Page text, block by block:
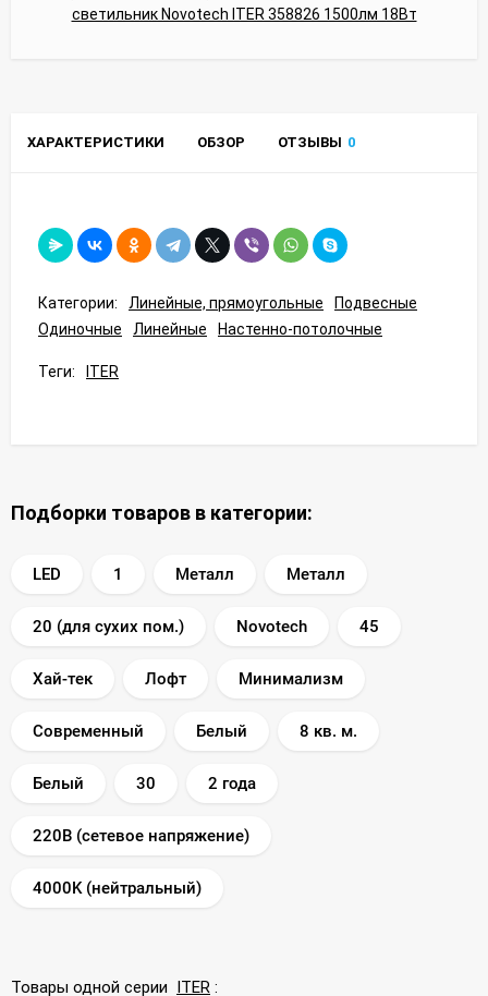
ХАРАКТЕРИСТИКИ ОБЗОР ОТЗЫВЫ 0
Категории: Линейные, прямоугольные
Подвесные
Одиночные
Линейные Настенно-потолочные
Теги: ITER
Подборки товаров в категории:
LED 1 Металл Металл
20 (для сухих пом.) Novotech 45
Хай-тек Лофт Минимализм
Современный Белый 8 кв. м.
Белый 30 2 года
220В (сетевое напряжение)
4000K (нейтральный)
Товары одной серии ITER :